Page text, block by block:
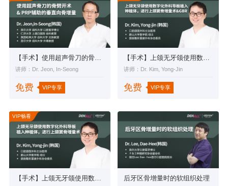
【手术】使用超声骨刀的骨劈开术& PRP辅助的垂直向骨增量
讲师：Dr. Jeon, In-Seong
免费 VIP专享
【手术】上颌无牙颌使用数字化外科导板植入种植体，进行上颌窦骨增量术&GBR
讲师：Dr. Kim, Yong-Jin
免费 VIP专享
VIP畅看
【手术】上颌无牙颌使用数字化外科导板植入种植体，进行上颌窦骨增量术 后牙区骨增量时的软组织处理